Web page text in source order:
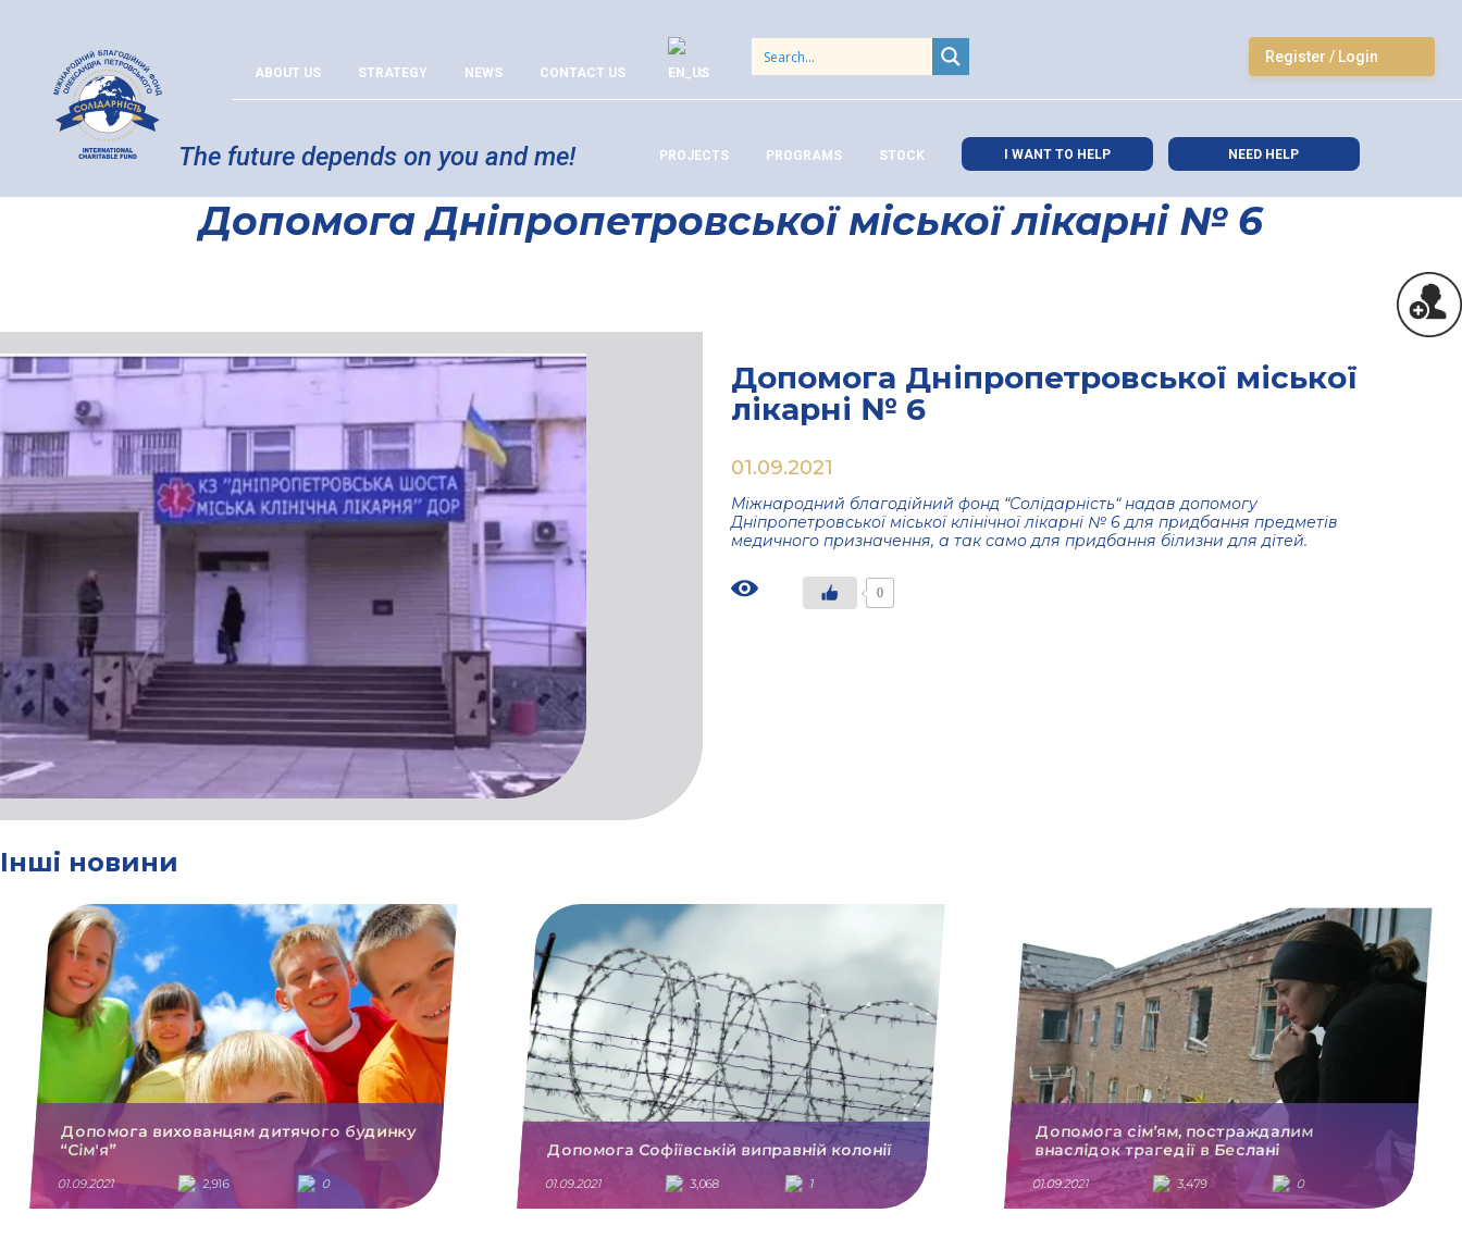
ABOUT US STRATEGY NEWS CONTACT US
Register / Login
The future depends on you and me! PROJECTS PROGRAMS STOCK I WANT TO HELP NEED HELP
Допомога Дніпропетровської міської лікарні № 6
Допомога Дніпропетровської міської
лікарні № 6
01.09.2021
Міжнародний благодійний фонд “Солідарність“ надав допомогу
Дніпропетровської міської клінічної лікарні № 6 для придбання предметів
медичного призначення, а так само для придбання білизни для дітей.
0
Інші новини
Допомога вихованцям дитячого будинку
“Сім'я”
01.09.2021 2,916 0
Допомога Софіївській виправній колонії
01.09.2021 3,068 1
Допомога сім’ям, постраждалим
внаслідок трагедії в Беслані
01.09.2021 3,479 0